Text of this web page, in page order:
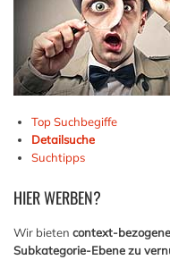
Top Suchbegiffe
Detailsuche
Suchtipps
HIERWERBEN?
Wir bieten context-
Subkategorie-Ebene zu